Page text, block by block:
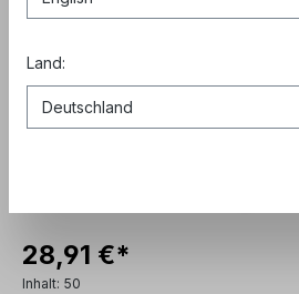
28,91 €*
Inhalt: 50
Land: